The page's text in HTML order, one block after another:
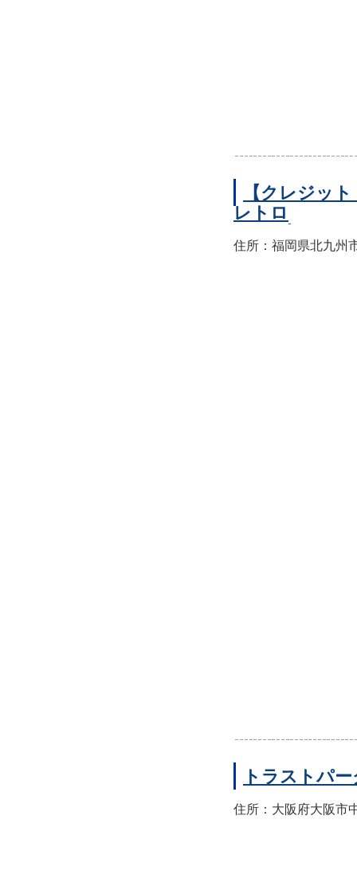
【クレジッ
レトロ
住所：福岡県北九州
トラストパ
住所：大阪府大阪市